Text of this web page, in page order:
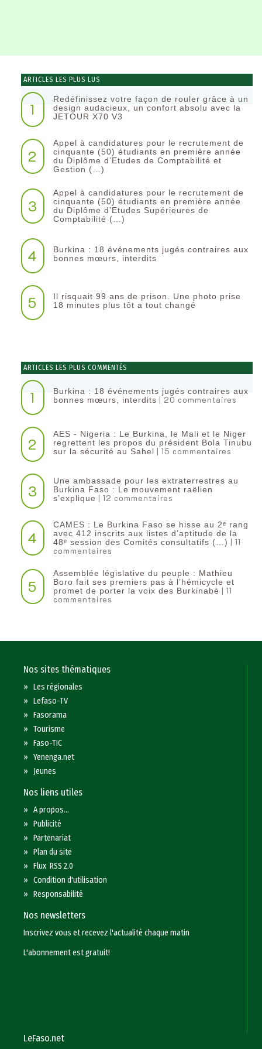
ARTICLES LES PLUS LUS
1
Redéfinissez votre façon de rouler grâce à un
design audacieux, un confort absolu avec la
JETOUR X70 V3
2
Appel à candidatures pour le recrutement de
cinquante (50) étudiants en première année
du Diplôme d’Etudes de Comptabilité et
Gestion (…)
3
Appel à candidatures pour le recrutement de
cinquante (50) étudiants en première année
du Diplôme d’Etudes Supérieures de
Comptabilité (…)
4
Burkina : 18 événements jugés contraires aux
bonnes mœurs, interdits
5
Il risquait 99 ans de prison. Une photo prise
18 minutes plus tôt a tout changé
ARTICLES LES PLUS COMMENTÉS
1
Burkina : 18 événements jugés contraires aux
bonnes mœurs, interdits | 20 commentaires
2
AES - Nigeria : Le Burkina, le Mali et le Niger
regrettent les propos du président Bola Tinubu
sur la sécurité au Sahel | 15 commentaires
3
Une ambassade pour les extraterrestres au
Burkina Faso : Le mouvement raëlien
s’explique | 12 commentaires
4
CAMES : Le Burkina Faso se hisse au 2ᵉ rang
avec 412 inscrits aux listes d’aptitude de la
48ᵉ session des Comités consultatifs (…) | 11
commentaires
5
Assemblée législative du peuple : Mathieu
Boro fait ses premiers pas à l’hémicycle et
promet de porter la voix des Burkinabè | 11
commentaires
Nos sites thématiques
»Les régionales
»Lefaso-TV
»Fasorama
»Tourisme
»Faso-TIC
»Yenenga.net
» Jeunes
Nos liens utiles
»A propos...
»Publicité
»Partenariat
»Plan du site
»Flux RSS 2.0
»Condition d'utilisation
»Responsabilité
Nos newsletters
Inscrivez vous et recevez l'actualité chaque matin
L'abonnement est gratuit!
LeFaso.net